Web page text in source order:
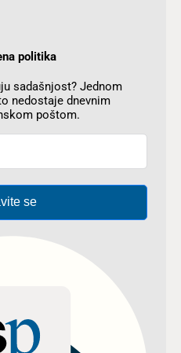
politika
sadašnjost? Jednom
nedostaje dnevnim
poštom.
se